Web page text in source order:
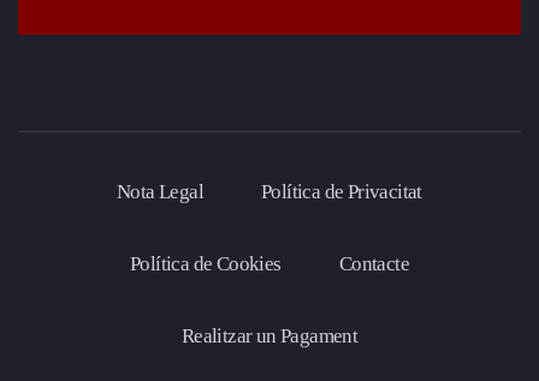
Nota Legal Política de Privacitat
Política de Cookies Contacte
Realitzar un Pagament